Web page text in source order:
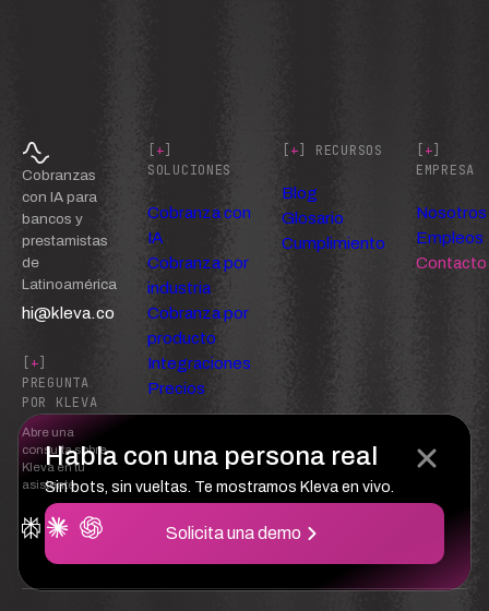
Habla con una persona real
Sin bots, sin vueltas. Te mostramos Kleva en vivo.
Solicita una demo
Cobranzas
con IA para
bancos y
prestamistas
de
Latinoamérica
hi@kleva.co
[+]
PREGUNTA
POR KLEVA
Abre una
consulta sobre
Kleva en tu
asistente
[+]
SOLUCIONES
Cobranza con
IA
Cobranza por
industria
Cobranza por
producto
Integraciones
Precios
[+] RECURSOS
Blog
Glosario
Cumplimiento
[+]
EMPRESA
Nosotros
Empleos
Contacto